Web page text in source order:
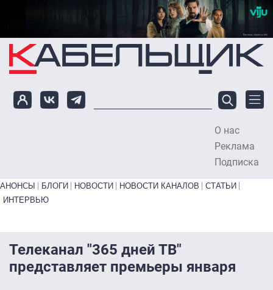
Перейти к основному содержанию
О нас
Реклама
Подписка
Primary links bottom
АНОНСЫ БЛОГИ НОВОСТИ НОВОСТИ КАНАЛОВ
СТАТЬИ
ИНТЕРВЬЮ
Телеканал "365 дней ТВ"
представляет премьеры января